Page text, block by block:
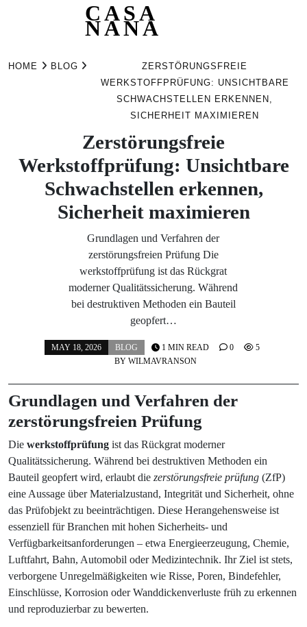
CASA
NANA
HOME BLOG
ZERSTÖRUNGSFREIE
WERKSTOFFPRÜFUNG: UNSICHTBARE
SCHWACHSTELLEN ERKENNEN,
SICHERHEIT MAXIMIEREN
Zerstörungsfreie
Werkstoffprüfung: Unsichtbare
Schwachstellen erkennen,
Sicherheit maximieren
Grundlagen und Verfahren der
zerstörungsfreien Prüfung Die
werkstoffprüfung ist das Rückgrat
moderner Qualitätssicherung. Während
bei destruktiven Methoden ein Bauteil
geopfert…
MAY 18, 2026
BLOG
BY WILMAVRANSON
1 MIN READ 0 5
Grundlagen und Verfahren der
zerstörungsfreien Prüfung
Die werkstoffprüfung ist das Rückgrat moderner
Qualitätssicherung. Während bei destruktiven Methoden ein
Bauteil geopfert wird, erlaubt die zerstörungsfreie prüfung (ZfP)
eine Aussage über Materialzustand, Integrität und Sicherheit, ohne
das Prüfobjekt zu beeinträchtigen. Diese Herangehensweise ist
essenziell für Branchen mit hohen Sicherheits- und
Verfügbarkeitsanforderungen – etwa Energieerzeugung, Chemie,
Luftfahrt, Bahn, Automobil oder Medizintechnik. Ihr Ziel ist stets,
verborgene Unregelmäßigkeiten wie Risse, Poren, Bindefehler,
Einschlüsse, Korrosion oder Wanddickenverluste früh zu erkennen
und reproduzierbar zu bewerten.